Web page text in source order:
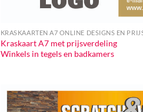
KRASKAARTEN A7 ONLINE DESIGNS EN
Kraskaart A7 met prijsverdeling
Winkels in tegels en badkamers